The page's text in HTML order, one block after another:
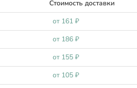
Стоимость доставки
oт 161 ₽
oт 186 ₽
oт 155 ₽
oт 105 ₽